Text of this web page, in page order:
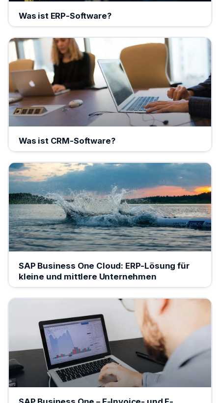
Was ist ERP-Software?
Was ist CRM-Software?
SAP Business One Cloud: ERP-Lösung für
kleine und mittlere Unternehmen